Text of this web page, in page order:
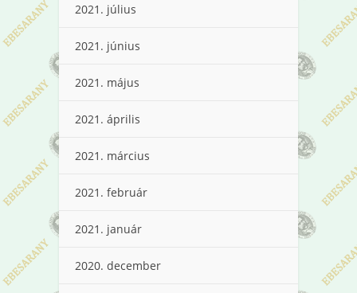
2021. július
2021. június
2021. május
2021. április
2021. március
2021. február
2021. január
2020. december